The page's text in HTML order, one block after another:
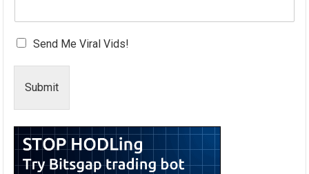
Send Me Viral Vids!
Submit